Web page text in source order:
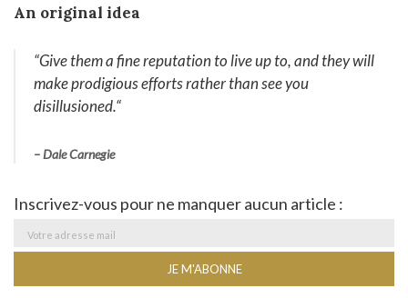
An original idea
“Give them a fine reputation to live up to, and they will
make prodigious efforts rather than see you
disillusioned.“
– Dale Carnegie
Inscrivez-vous pour ne manquer aucun article :